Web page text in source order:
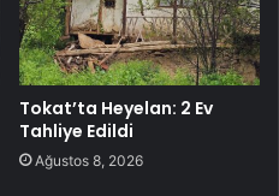
Tokat’ta Heyelan: 2 Ev
Tahliye Edildi
Ağustos 8, 2026